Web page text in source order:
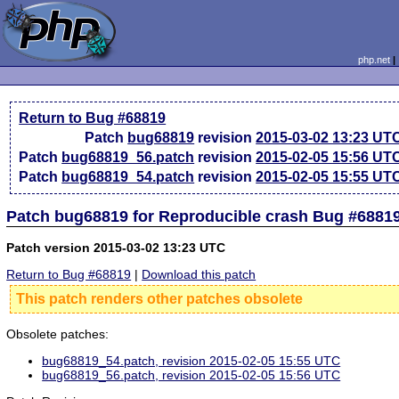
php.net
Return to Bug #68819
Patch bug68819 revision2015-03-02 13:23
Patch bug68819_56.patch revision2015-02-05 15:56
Patch bug68819_54.patch revision2015-02-05 15:55
Patch bug68819 for Reproducible crash Bug
Patch version 2015-03-02 13:23 UTC
Return to Bug #68819 | Download this patch
This patch renders other patches obsolete
Obsolete patches:
bug68819_54.patch, revision 2015-02-05 15:55 UTC
bug68819_56.patch, revision 2015-02-05 15:56 UTC